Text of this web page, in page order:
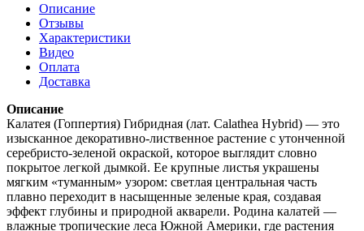
Описание
Отзывы
Характеристики
Видео
Оплата
Доставка
Описание
Калатея (Гоппертия) Гибридная (лат. Calathea Hybrid) — это
изысканное декоративно-лиственное растение с утонченной
серебристо-зеленой окраской, которое выглядит словно
покрытое легкой дымкой. Ее крупные листья украшены
мягким «туманным» узором: светлая центральная часть
плавно переходит в насыщенные зеленые края, создавая
эффект глубины и природной акварели. Родина калатей —
влажные тропические леса Южной Америки, где растения